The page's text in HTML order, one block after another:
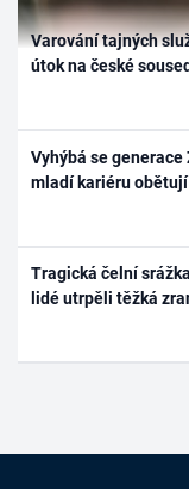
Varování tajných
útok na české
Vyhýbá se
mladí kariéru
Tragická čelní
lidé utrpěli těžká